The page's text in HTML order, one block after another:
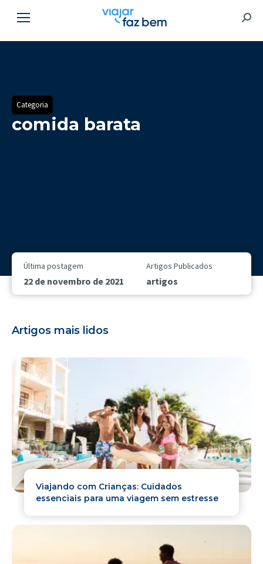
Categoria
comida barata
Última postagem
22 de novembro de 2021
Artigos Publicados
artigos
Artigos mais lidos
Viajando com Crianças: Cuidados
essenciais para uma viagem sem estresse